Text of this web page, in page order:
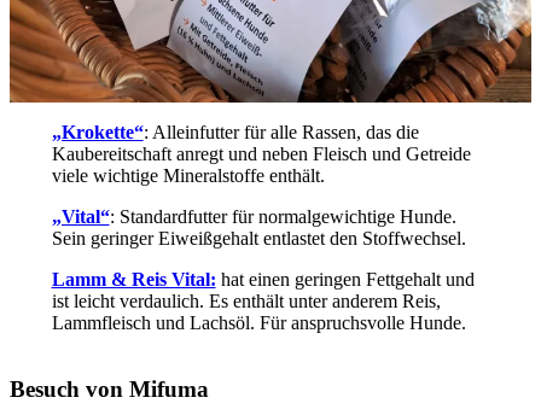
„Krokette“: Alleinfutter für alle Rassen, das die
Kaubereitschaft anregt und neben Fleisch und Getreide
viele wichtige Mineralstoffe enthält.
„Vital“: Standardfutter für normalgewichtige Hunde.
Sein geringer Eiweißgehalt entlastet den Stoffwechsel.
Lamm & Reis Vital: hat einen geringen Fettgehalt und
ist leicht verdaulich. Es enthält unter anderem Reis,
Lammfleisch und Lachsöl. Für anspruchsvolle Hunde.
Besuch von Mifuma